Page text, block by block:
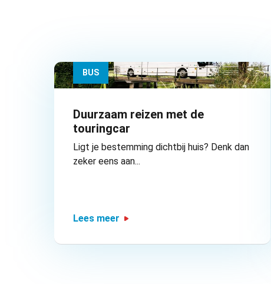
BUS
Duurzaam reizen met de
touringcar
Ligt je bestemming dichtbij huis? Denk dan
zeker eens aan...
Lees meer